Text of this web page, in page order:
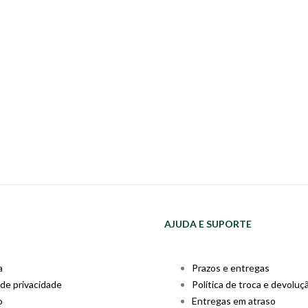
privacidade
AJUDA E SUPORTE
Prazos e entregas
Política de troca e
Entregas em atraso